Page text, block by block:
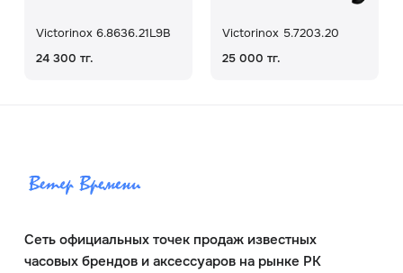
Victorinox 6.8636.21L9B
24 300 тг.
Victorinox 5.7203.20
25 000 тг.
Сеть официальных точек продаж известных
часовых брендов и аксессуаров на рынке РК